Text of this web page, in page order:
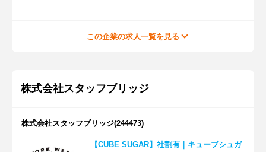
この企業の求人一覧を見る
株式会社スタッフブリッジ
株式会社スタッフブリッジ(244473)
【CUBE SUGAR】社割有｜キューブシュガ